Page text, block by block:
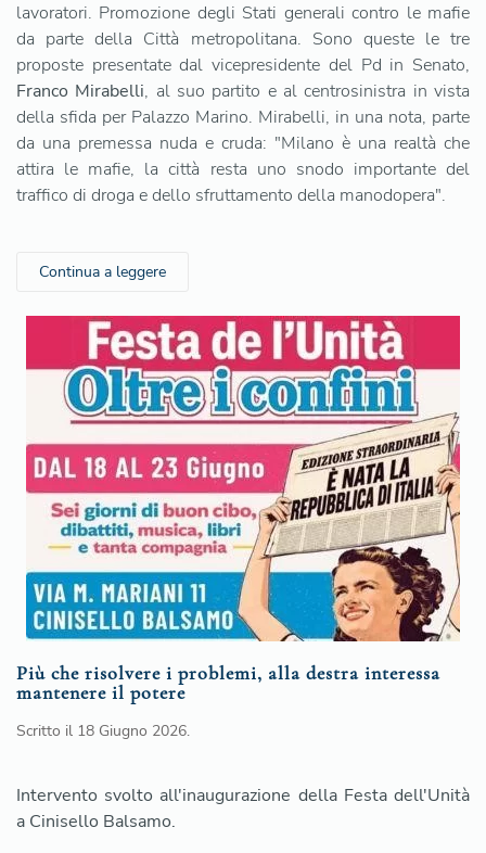
lavoratori. Promozione degli Stati generali contro le mafie
da parte della Città metropolitana. Sono queste le tre
proposte presentate dal vicepresidente del Pd in Senato,
Franco Mirabelli, al suo partito e al centrosinistra in vista
della sfida per Palazzo Marino. Mirabelli, in una nota, parte
da una premessa nuda e cruda: "Milano è una realtà che
attira le mafie, la città resta uno snodo importante del
traffico di droga e dello sfruttamento della manodopera".
Continua a leggere
Più che risolvere i problemi, alla destra interessa
mantenere il potere
Scritto il 18 Giugno 2026.
Intervento svolto all'inaugurazione della Festa dell'Unità
a Cinisello Balsamo.